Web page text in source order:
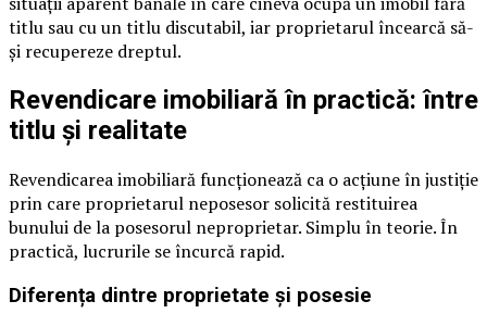
titlu sau cu un titlu discutabil, iar proprietarul încearcă să-
și recupereze dreptul.
Revendicare imobiliară în practică: între
titlu și realitate
Revendicarea imobiliară funcționează ca o acțiune în justiție
prin care proprietarul neposesor solicită restituirea
bunului de la posesorul neproprietar. Simplu în teorie. În
practică, lucrurile se încurcă rapid.
Diferența dintre proprietate și posesie